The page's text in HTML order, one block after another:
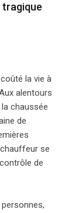
tragique
la vie à
alentours
chaussée
de
se
de